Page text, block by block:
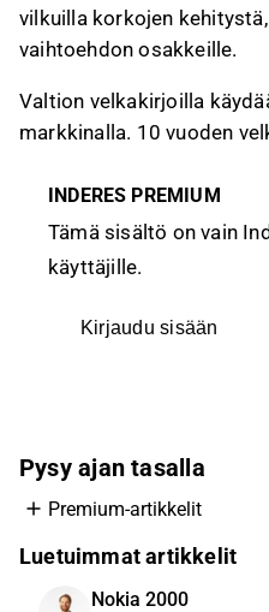
vilkuilla korkojen
vaihtoehdon osakkeille.
Valtion velkakirjoilla
markkinalla. 10 vuoden
INDERES PREMIUM
Tämä sisältö on vain
käyttäjille.
Kirjaudu sisään
Pysy ajan tasalla
Premium-artikkelit
Luetuimmat artikkelit
Nokia 2000